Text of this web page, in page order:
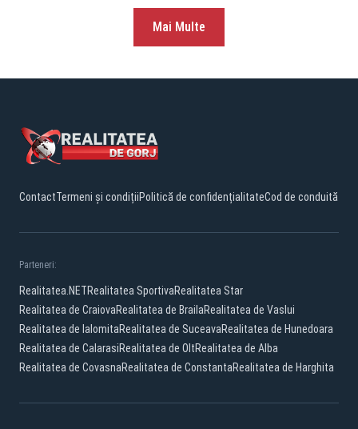
Mai Multe
ContactTermeni și condițiiPolitică de confidențialitateCod de conduită
Parteneri:
Realitatea.NETRealitatea SportivaRealitatea Star
Realitatea de CraiovaRealitatea de BrailaRealitatea de Vaslui
Realitatea de IalomitaRealitatea de SuceavaRealitatea de Hunedoara
Realitatea de CalarasiRealitatea de OltRealitatea de Alba
Realitatea de CovasnaRealitatea de ConstantaRealitatea de Harghita